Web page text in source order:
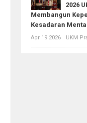
2026
Membangun
Kesadaran
Apr 19 2026 UKM